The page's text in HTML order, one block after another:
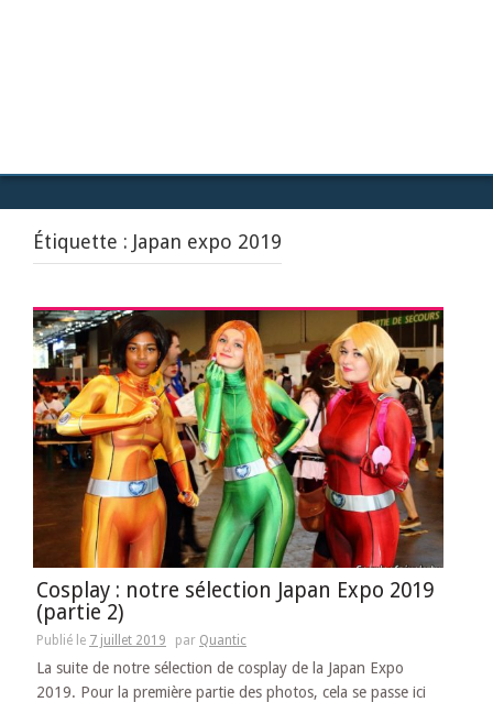
Étiquette : Japan expo 2019
Cosplay : notre sélection Japan Expo 2019
(partie 2)
Publié le 7 juillet 2019 par Quantic
La suite de notre sélection de cosplay de la Japan Expo
2019. Pour la première partie des photos, cela se passe ici